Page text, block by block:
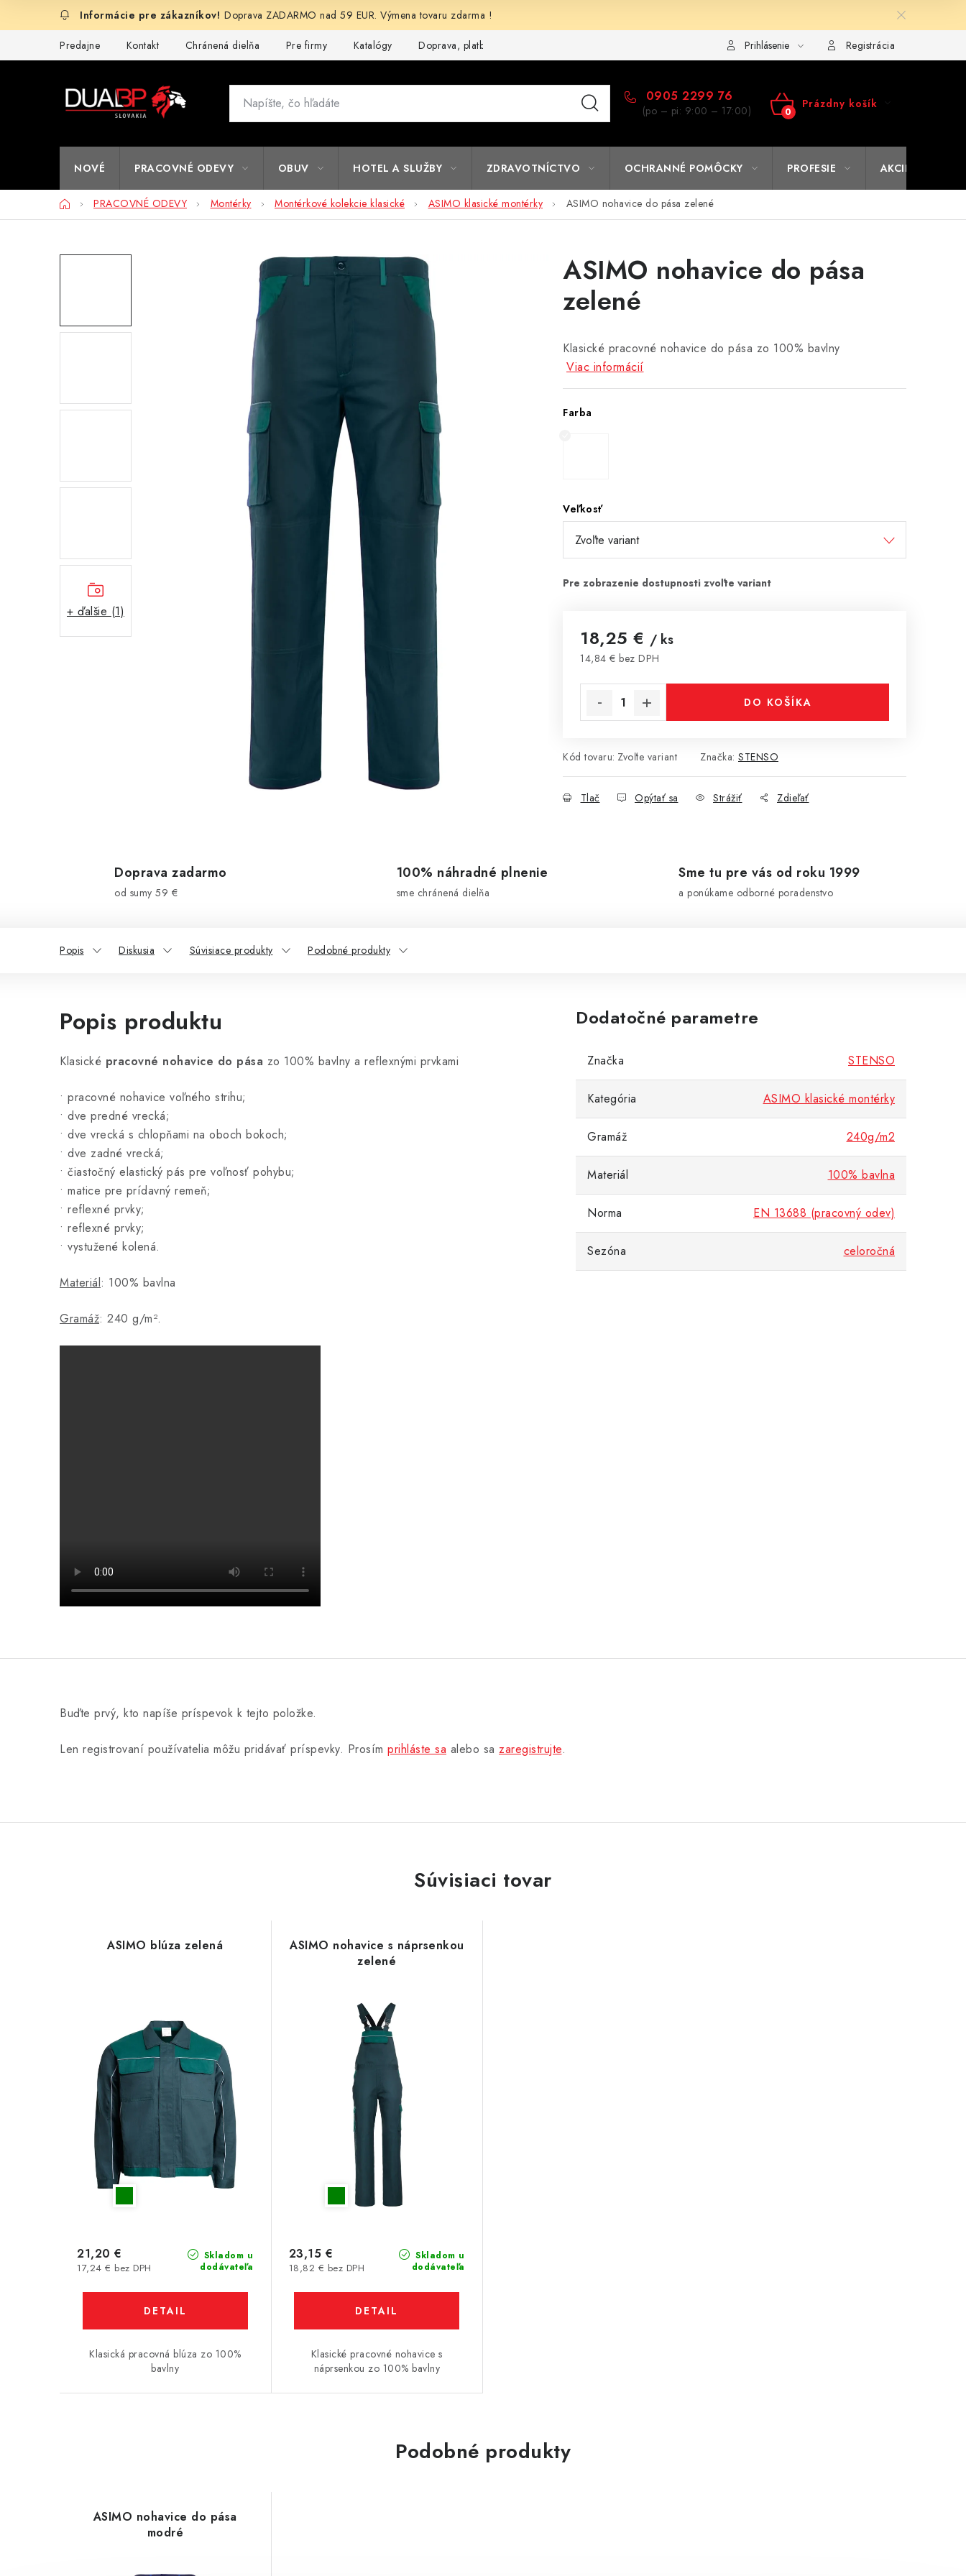
Doprava ZADARMO nad 59 EUR. Výmena tovaru zdarma !
Predajne Kontakt Chránená dielňa Pre firmy Katalógy Doprava, platba a zľavy Formulár na výmenu tovaru Kto sme Reklamačný poriadok
Prihlásenie Registrácia
0905 2299 76
(po – pi: 9:00 – 17:00)
NÁKUPNÝ
Prázdny košík
NOVÉ PRACOVNÉ ODEVY OBUV HOTEL A SLUŽBY ZDRAVOTNÍCTVO OCHRANNÉ POMÔCKY PROFESIE AKCIE
DomovPRACOVNÉ ODEVY Montérky Montérkové kolekcie klasické ASIMO klasické montérky ASIMO nohavice do pása zelené
+ ďalšie (1)
ASIMO nohavice do pása
zelené
Klasické pracovné nohavice do pása zo 100% bavlny
Viac informácií
Farba
Veľkosť
18,25 € / ks
14,84 € bez DPH
DO KOŠÍKA
Kód tovaru: Zvoľte variant Značka: STENSO
Tlač Opýtať sa Strážiť Zdieľať
Doprava zadarmo
od sumy 59 €
100% náhradné plnenie
sme chránená dielňa
Sme tu pre vás od roku 1999
a ponúkame odborné poradenstvo
Popis Diskusia Súvisiace produkty Podobné produkty
Popis produktu
Klasické pracovné nohavice do pása zo 100% bavlny a reflexnými prvkami
• pracovné nohavice voľného strihu;
• dve predné vrecká;
• dve vrecká s chlopňami na oboch bokoch;
• dve zadné vrecká;
• čiastočný elastický pás pre voľnosť pohybu;
• matice pre prídavný remeň;
• reflexné prvky;
• reflexné prvky;
• vystužené kolená.
Materiál: 100% bavlna
Gramáž: 240 g/m².
Dodatočné parametre
Značka STENSO
Kategória ASIMO klasické montérky
Gramáž 240g/m2
Materiál 100% bavlna
Norma EN 13688 (pracovný odev)
Sezóna celoročná
Buďte prvý, kto napíše príspevok k tejto položke.
Len registrovaní používatelia môžu pridávať príspevky. Prosím prihláste sa alebo sa zaregistrujte.
Súvisiaci tovar
ASIMO blúza zelená
Skladom u
dodávateľa
17,24 € bez DPH
21,20 €
DETAIL
Klasická pracovná blúza zo 100%
bavlny
ASIMO nohavice s náprsenkou
zelené
Skladom u
dodávateľa
18,82 € bez DPH
23,15 €
DETAIL
Klasické pracovné nohavice s
náprsenkou zo 100% bavlny
Podobné produkty
ASIMO nohavice do pása
modré